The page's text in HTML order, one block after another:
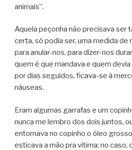
animais”.
Aquela peçonha não precisava ser
certa, só podia ser, uma medida
para anular-nos, para dizer-nos
quem é que mandava e quem
por dias seguidos, ficava-se à
náuseas.
Eram algumas garrafas e um
nunca me lembro dos dois juntos,
entornava no copinho o óleo
esticava a mão pra vítima; no caso,